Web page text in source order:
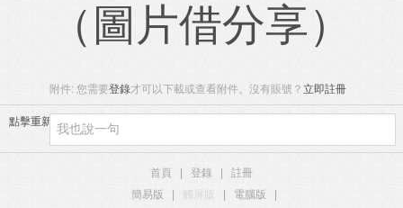
（圖片借分享）
附件: 您需要登錄才可以下載或查看附件。沒有賬號？ 立即註冊
點擊重新加載
首頁 登錄
註冊
簡易版
觸屏版 電腦版